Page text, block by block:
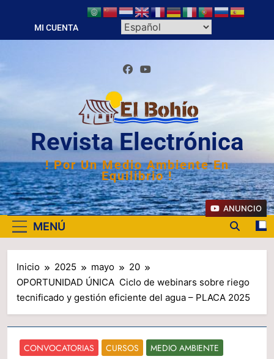
contenido
MI CUENTA
Revista Electrónica
! Por Un Medio Ambiente En
Equilibrio !
MENÚ
ANUNCIO
Inicio 2025 mayo
20
OPORTUNIDAD ÚNICA Ciclo de webinars sobre riego
tecnificado y gestión eficiente del agua – PLACA 2025
CONVOCATORIAS CURSOS MEDIO AMBIENTE